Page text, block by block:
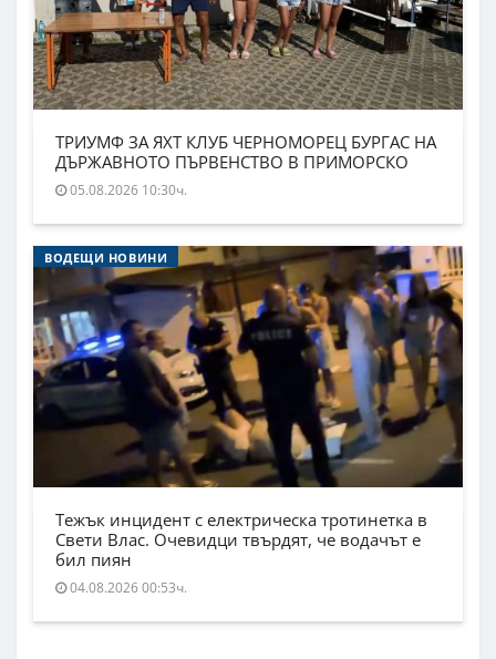
ТРИУМФ ЗА ЯХТ КЛУБ ЧЕРНОМОРЕЦ БУРГАС НА
ДЪРЖАВНОТО ПЪРВЕНСТВО В ПРИМОРСКО
05.08.2026 10:30ч.
ВОДЕЩИ НОВИНИ
Тежък инцидент с електрическа тротинетка в
Свети Влас. Очевидци твърдят, че водачът е
бил пиян
04.08.2026 00:53ч.